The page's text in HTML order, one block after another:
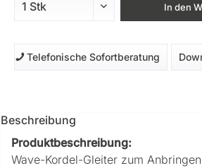
In den
Telefonische Sofortberatung
Beschreibung
Produktbeschreibung:
Wave-Kordel-Gleiter zum